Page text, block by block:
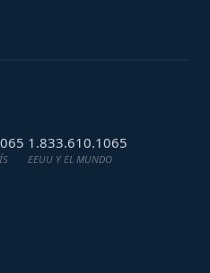
1.833.610.1065
EEUU Y EL MUNDO